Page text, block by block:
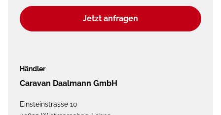
Jetzt anfragen
Händler
Caravan Daalmann GmbH
Einsteinstrasse 10